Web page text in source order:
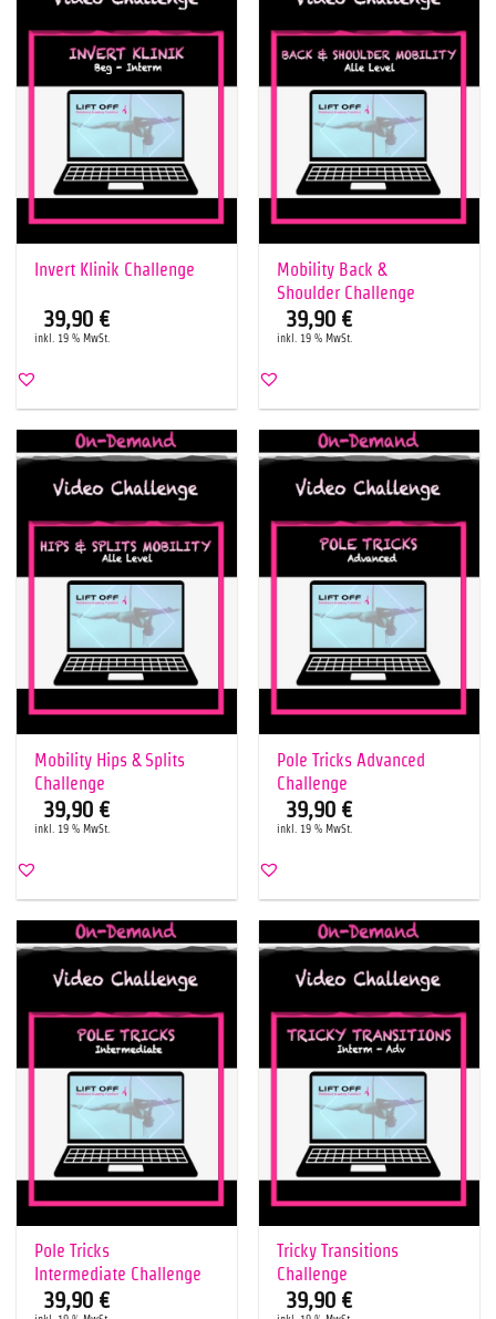
Invert Klinik Challenge
39,90 €
inkl. 19 % MwSt.
Mobility Back &
Shoulder Challenge
39,90 €
inkl. 19 % MwSt.
Mobility Hips & Splits
Challenge
39,90 €
inkl. 19 % MwSt.
Pole Tricks Advanced
Challenge
39,90 €
inkl. 19 % MwSt.
Pole Tricks
Intermediate Challenge
39,90 €
Tricky Transitions
Challenge
39,90 €